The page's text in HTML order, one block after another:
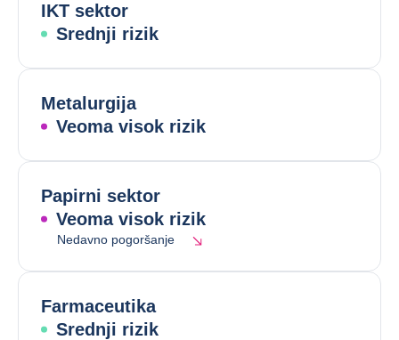
IKT sektor
Srednji rizik
Metalurgija
Veoma visok rizik
Papirni sektor
Veoma visok rizik
Nedavno pogoršanje
Farmaceutika
Srednji rizik